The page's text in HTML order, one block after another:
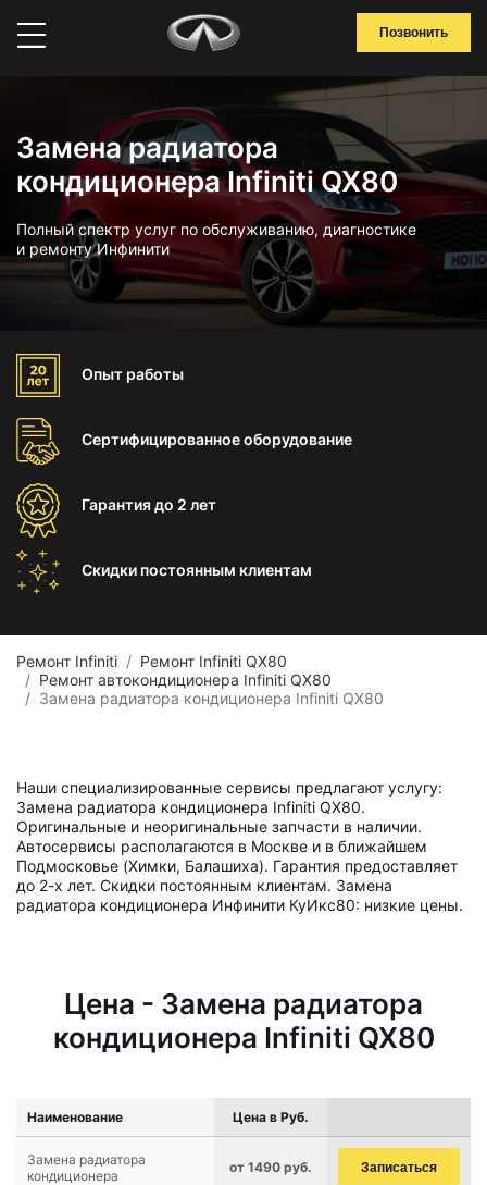
Позвонить
Замена радиатора
кондиционера Infiniti QX80
Полный спектр услуг по обслуживанию, диагностике
и ремонту Инфинити
Опыт работы
Сертифицированноеоборудование
Гарантиядо 2 лет
Скидки постоянным клиентам
Ремонт Infiniti
Ремонт Infiniti QX80
Ремонт автокондиционера Infiniti QX80
Замена радиатора кондиционера Infiniti QX80
Наши специализированные сервисы предлагают услугу:
Замена радиатора кондиционера Infiniti QX80.
Оригинальные и неоригинальные запчасти в наличии.
Автосервисы располагаются в Москве и в ближайшем
Подмосковье (Химки, Балашиха). Гарантия предоставляет
до 2-х лет. Скидки постоянным клиентам. Замена
радиатора кондиционера Инфинити КуИкс80: низкие цены.
Цена - Замена радиатора
кондиционера Infiniti QX80
Наименование Цена в Руб.
Замена радиатора
кондиционера
от 1490 руб. Записаться